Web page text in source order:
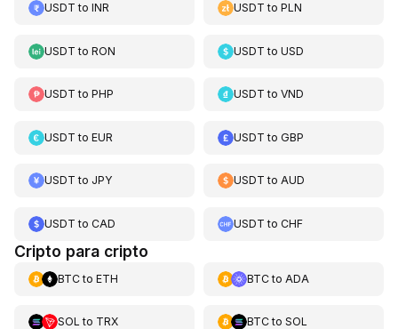
USDT to INR USDT toPLN
USDT to RON USDT toUSD
USDT to PHP USDT toVND
USDT to EUR USDT toGBP
USDT to JPY USDT toAUD
USDT to CAD USDT toCHF
Cripto para cripto
BTCto ETH BTCto ADA
SOL to TRX BTCto SOL